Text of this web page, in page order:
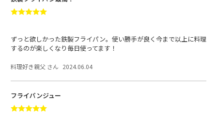
ずっと欲しかった鉄製フライパン。使い勝手が良く今まで以上に料理
するのが楽しくなり毎日使ってます！
料理好き親父 さん 2024.06.04
フライパンジュー